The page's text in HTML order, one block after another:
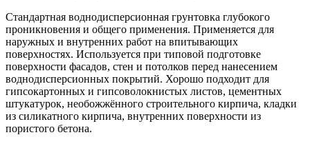
Стандартная воднодисперсионная грунтовка глубокого
проникновения и общего применения. Применяется для
наружных и внутренних работ на впитывающих
поверхностях. Используется при типовой подготовке
поверхности фасадов, стен и потолков перед нанесением
воднодисперсионных покрытий. Хорошо подходит для
гипсокартонных и гипсоволокнистых листов, цементных
штукатурок, необожжённого строительного кирпича, кладки
из силикатного кирпича, внутренних поверхности из
пористого бетона.